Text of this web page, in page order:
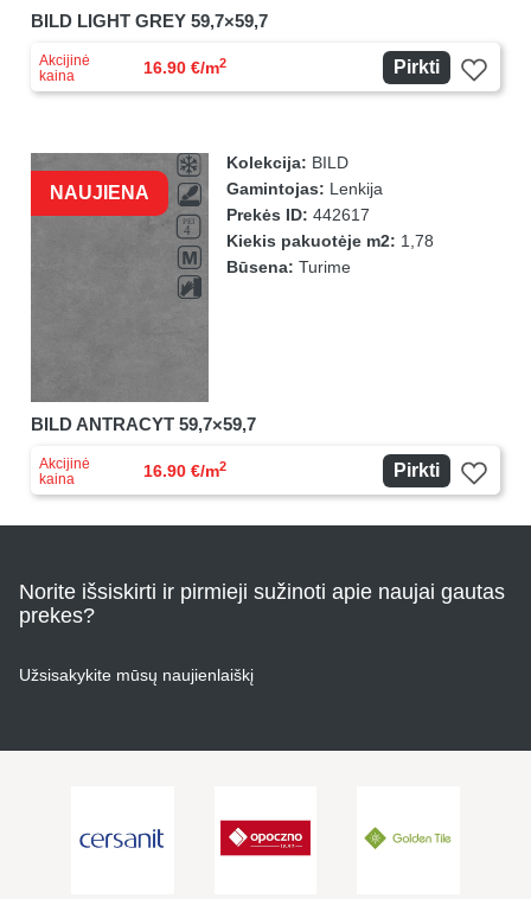
BILD LIGHT GREY 59,7×59,7
Akcijinė
kaina
16.90 €/m2 Pirkti
NAUJIENA
Kolekcija: BILD
Gamintojas: Lenkija
Prekės ID: 442617
Kiekis pakuotėje m2: 1,78
Būsena: Turime
BILD ANTRACYT 59,7×59,7
Akcijinė
kaina
16.90 €/m2 Pirkti
Norite išsiskirti ir pirmieji sužinoti apie naujai gautas
prekes?
Užsisakykite mūsų naujienlaiškį